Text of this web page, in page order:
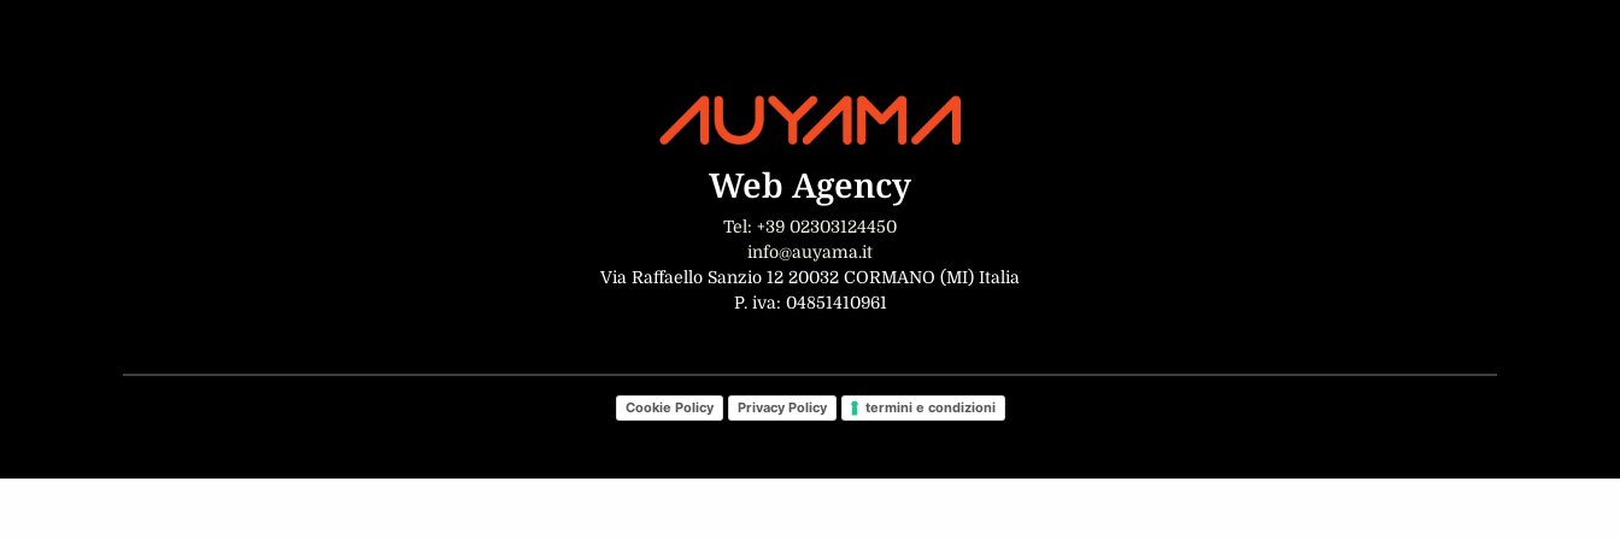
Web Agency
Tel: +39 02303124450
info@auyama.it
Via Raffaello Sanzio 12 20032 CORMANO (MI) Italia
P. iva: 04851410961
Cookie Policy Privacy Policy termini e condizioni